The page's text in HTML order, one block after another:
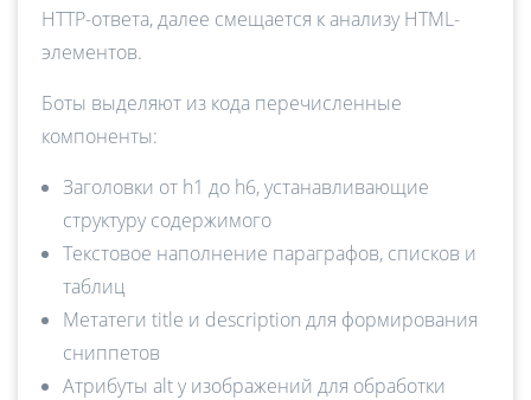
HTTP-ответа, далее смещается к анализу HTML-
элементов.
Боты выделяют из кода перечисленные
компоненты:
Заголовки от h1 до h6, устанавливающие
структуру содержимого
Текстовое наполнение параграфов, списков и
таблиц
Метатеги title и description для формирования
сниппетов
Атрибуты alt у изображений для обработки